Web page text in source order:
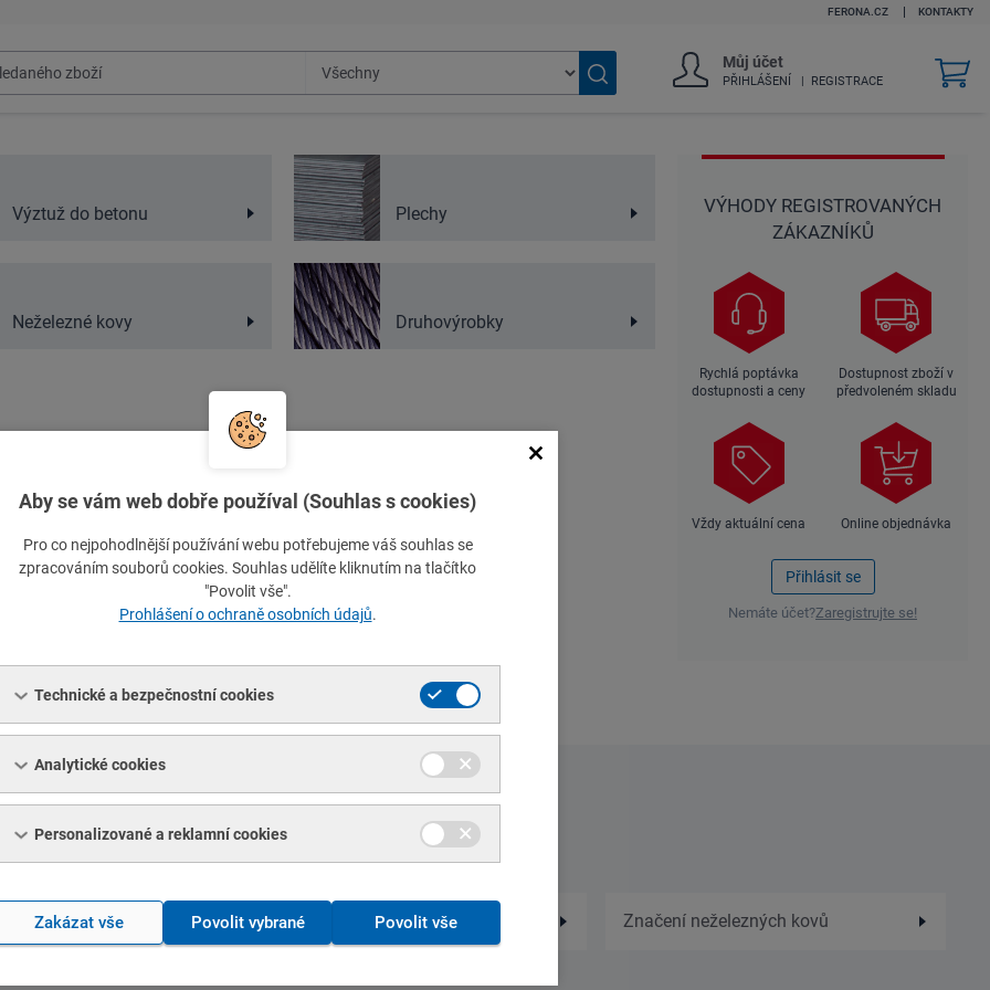
Vyhledat
Můj účet
PŘIHLÁŠENÍ REGISTRACE
v
FERONA.CZ KONTAKTY
Výztuž do betonu Plechy
Neželezné kovy Druhovýrobky
a.s.
nás s Vaší poptávkou na
VÝHODY REGISTROVANÝCH
ZÁKAZNÍKŮ
Rychlá poptávka
dostupnosti a ceny
Dostupnost zboží v
předvoleném skladu
Vždy aktuální cena Online objednávka
Přihlásit se
Nemáte účet?Zaregistrujte se!
Užitečné odkazy
Značení ocelí Značení neželezných kovů
Aby se vám web dobře používal (Souhlas s cookies)
Pro co nejpohodlnější používání webu potřebujeme váš souhlas se
zpracováním souborů cookies. Souhlas udělíte kliknutím na tlačítko
"Povolit vše".
Prohlášení o ochraně osobních údajů.
Technické a bezpečnostní cookies
Analytické cookies
Personalizované a reklamní cookies
Povolit vše
Zakázat vše Povolit vybrané